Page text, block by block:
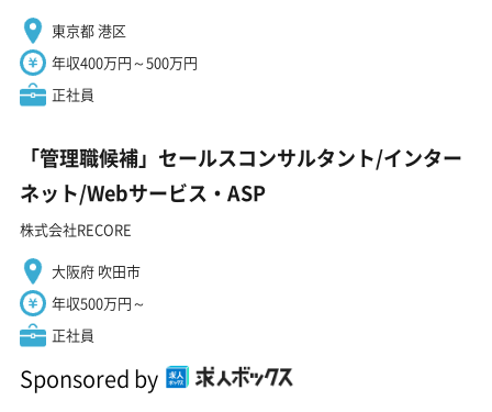
東京都 港区
年収400万円～500万円
正社員
「管理職候補」セールスコンサルタント/インター
ネット/Webサービス・ASP
株式会社RECORE
大阪府 吹田市
年収500万円～
正社員
Sponsored by